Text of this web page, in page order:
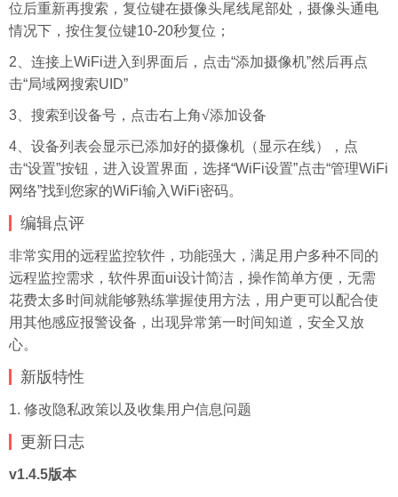
位后重新再搜索，复位键在摄像头尾线尾部处，摄像头通电
情况下，按住复位键10-20秒复位；
2、连接上WiFi进入到界面后，点击“添加摄像机”然后再点
击“局域网搜索UID”
3、搜索到设备号，点击右上角√添加设备
4、设备列表会显示已添加好的摄像机（显示在线），点
击“设置”按钮，进入设置界面，选择“WiFi设置”点击“管理WiFi
网络”找到您家的WiFi输入WiFi密码。
编辑点评
非常实用的远程监控软件，功能强大，满足用户多种不同的
远程监控需求，软件界面ui设计简洁，操作简单方便，无需
花费太多时间就能够熟练掌握使用方法，用户更可以配合使
用其他感应报警设备，出现异常第一时间知道，安全又放
心。
新版特性
1. 修改隐私政策以及收集用户信息问题
更新 日志
v1.4.5版本